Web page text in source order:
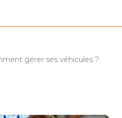
gérer ses véhicules ?